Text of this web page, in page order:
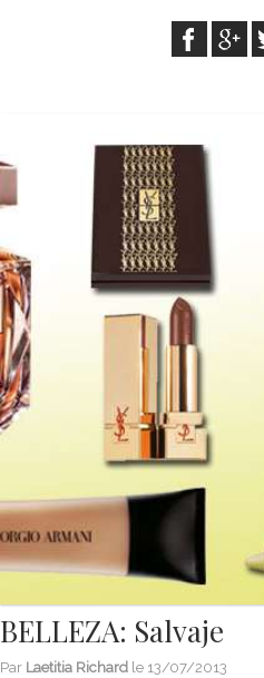
BELLEZA: Salvaje
Par Laetitia Richard le 13/07/2013